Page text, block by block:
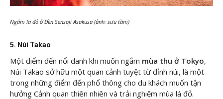
Ngắm lá đỏ ở Đền Sensoji Asakusa (ảnh: sưu tầm)
5. Núi Takao
Một điểm đến nổi danh khi muốn ngắm mùa thu ở Tokyo,
Núi Takao sở hữu một quan cảnh tuyệt từ đỉnh núi, là một
trong những điểm đến phổ thông cho du khách muốn tận
hưởng Cảnh quan thiên nhiên và trải nghiệm mùa lá đỏ.